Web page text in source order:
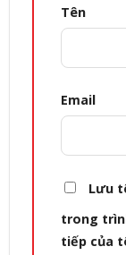
Tên
Email
Lưu
trong
tiếp của